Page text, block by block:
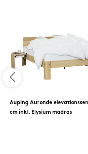
Auping Auronde
cm inkl. Elysium madras